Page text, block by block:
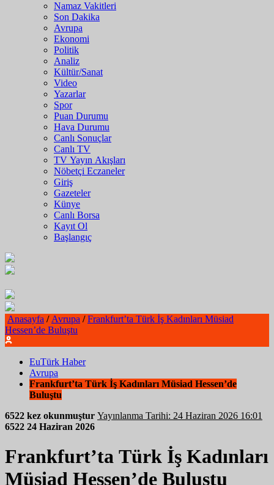
Namaz Vakitleri
Son Dakika
Avrupa
Ekonomi
Politik
Analiz
Kültür/Sanat
Video
Yazarlar
Spor
Puan Durumu
Hava Durumu
Canlı Sonuçlar
Canlı TV
TV Yayın Akışları
Nöbetçi Eczaneler
Giriş
Gazeteler
Künye
Canlı Borsa
Kayıt Ol
Başlangıç
Anasayfa / Avrupa / Frankfurt’ta Türk İş Kadınları Müsiad
Hessen’de Buluştu
EuTürk Haber
Avrupa
Frankfurt’ta Türk İş Kadınları Müsiad Hessen’de
Buluştu
6522 kez okunmuştur
Yayınlanma Tarihi: 24 Haziran 2026 16:01
6522 24 Haziran 2026
Frankfurt’ta Türk İş Kadınları
Müsiad Hessen’de Buluştu